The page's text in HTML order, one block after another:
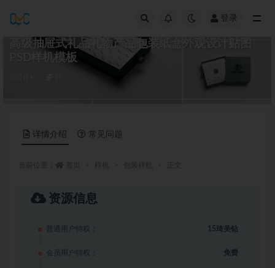
登录
高级抽屉式礼品礼物产品包装纸盒外观设计贴图
PSD样机模板
详情介绍 常见问题
资源信息
普通用户特权： 15琦美钻
会员用户特权： 免费